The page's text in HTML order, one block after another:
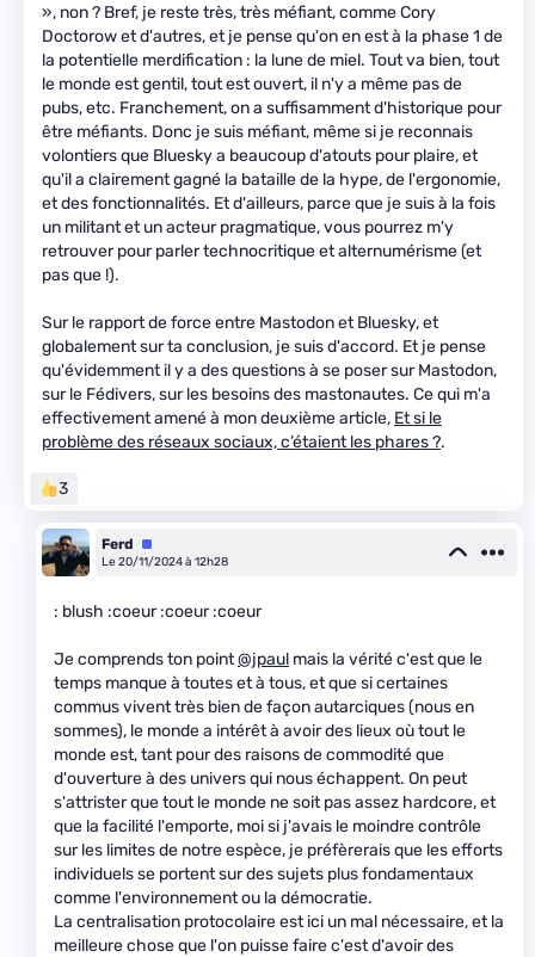
», non ? Bref, je reste très, très méfiant, comme Cory
Doctorow et d'autres, et je pense qu'on en est à la phase 1 de
la potentielle merdification : la lune de miel. Tout va bien, tout
le monde est gentil, tout est ouvert, il n'y a même pas de
pubs, etc. Franchement, on a suffisamment d'historique pour
être méfiants. Donc je suis méfiant, même si je reconnais
volontiers que Bluesky a beaucoup d'atouts pour plaire, et
qu'il a clairement gagné la bataille de la hype, de l'ergonomie,
et des fonctionnalités. Et d'ailleurs, parce que je suis à la fois
un militant et un acteur pragmatique, vous pourrez m'y
retrouver pour parler technocritique et alternumérisme (et
pas que !).
Sur le rapport de force entre Mastodon et Bluesky, et
globalement sur ta conclusion, je suis d'accord. Et je pense
qu'évidemment il y a des questions à se poser sur Mastodon,
sur le Fédivers, sur les besoins des mastonautes. Ce qui m'a
effectivement amené à mon deuxième article, Et si le
problème des réseaux sociaux, c’étaient les phares ?.
3
Ferd
Équipe
Le 20/11/2024 à 12h28
: blush :coeur :coeur :coeur
Je comprends ton point@jpaul mais la vérité c'est que le
temps manque à toutes et à tous, et que si certaines
commus vivent très bien de façon autarciques (nous en
sommes), le monde a intérêt à avoir des lieux où tout le
monde est, tant pour des raisons de commodité que
d'ouverture à des univers qui nous échappent. On peut
s'attrister que tout le monde ne soit pas assez hardcore, et
que la facilité l'emporte, moi si j'avais le moindre contrôle
sur les limites de notre espèce, je préfèrerais que les efforts
individuels se portent sur des sujets plus fondamentaux
comme l'environnement ou la démocratie.
La centralisation protocolaire est ici un mal nécessaire, et la
meilleure chose que l'on puisse faire c'est d'avoir des